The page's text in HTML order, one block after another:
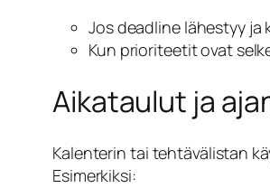
Jos deadline lähestyy
Kun prioriteetit ovat
Aikataulut ja
Kalenterin tai tehtävälistan
Esimerkiksi: